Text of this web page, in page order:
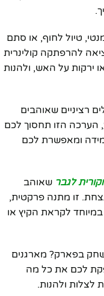
טיול לחוף, או סתם
להרפתקה קולינרית
ירקות על האש, ולהנות
רציניים שאוהבים
הערכה הזו תחסוך לכם
ומאפשרת לכם
לגבר שאוהב
זו מתנה פרקטית,
לקראת הקיץ או
בפארק? מארגנים
לכם את כל מה
לצלות ולהנות.